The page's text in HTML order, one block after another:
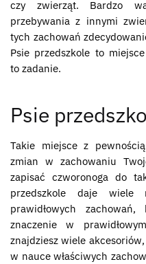
czy zwierząt. Bardzo
przebywania z innymi
tych zachowań
Psie przedszkole to
to zadanie.
Psie
Takie miejsce z
zmian w zachowaniu
zapisać czworonoga do
przedszkole daje
prawidłowych
znaczenie w
znajdziesz wiele
w nauce właściwych